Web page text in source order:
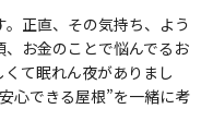
正直、その気持ち、よう
お金のことで悩んでるお
て眠れん夜がありまし
心できる屋根”を一緒に考